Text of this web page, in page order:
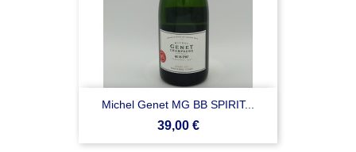
Michel Genet MG BB SPIRIT...
Prezzo
39,00 €